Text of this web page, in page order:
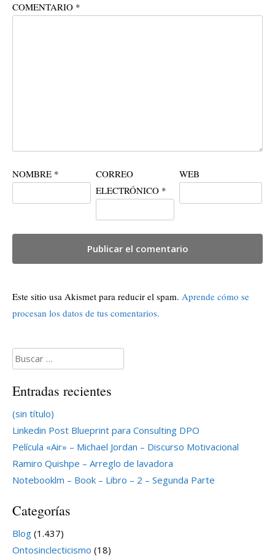
COMENTARIO *
NOMBRE *
CORREO
ELECTRÓNICO *
WEB
Este sitio usa Akismet para reducir el spam. Aprende cómo se
procesan los datos de tus comentarios.
Buscar:
Entradas recientes
(sin título)
Linkedin Post Blueprint para Consulting DPO
Película «Air» – Michael Jordan – Discurso Motivacional
Ramiro Quishpe – Arreglo de lavadora
Notebooklm – Book – Libro – 2 – Segunda Parte
Categorías
Blog (1.437)
Ontosinclecticismo (18)